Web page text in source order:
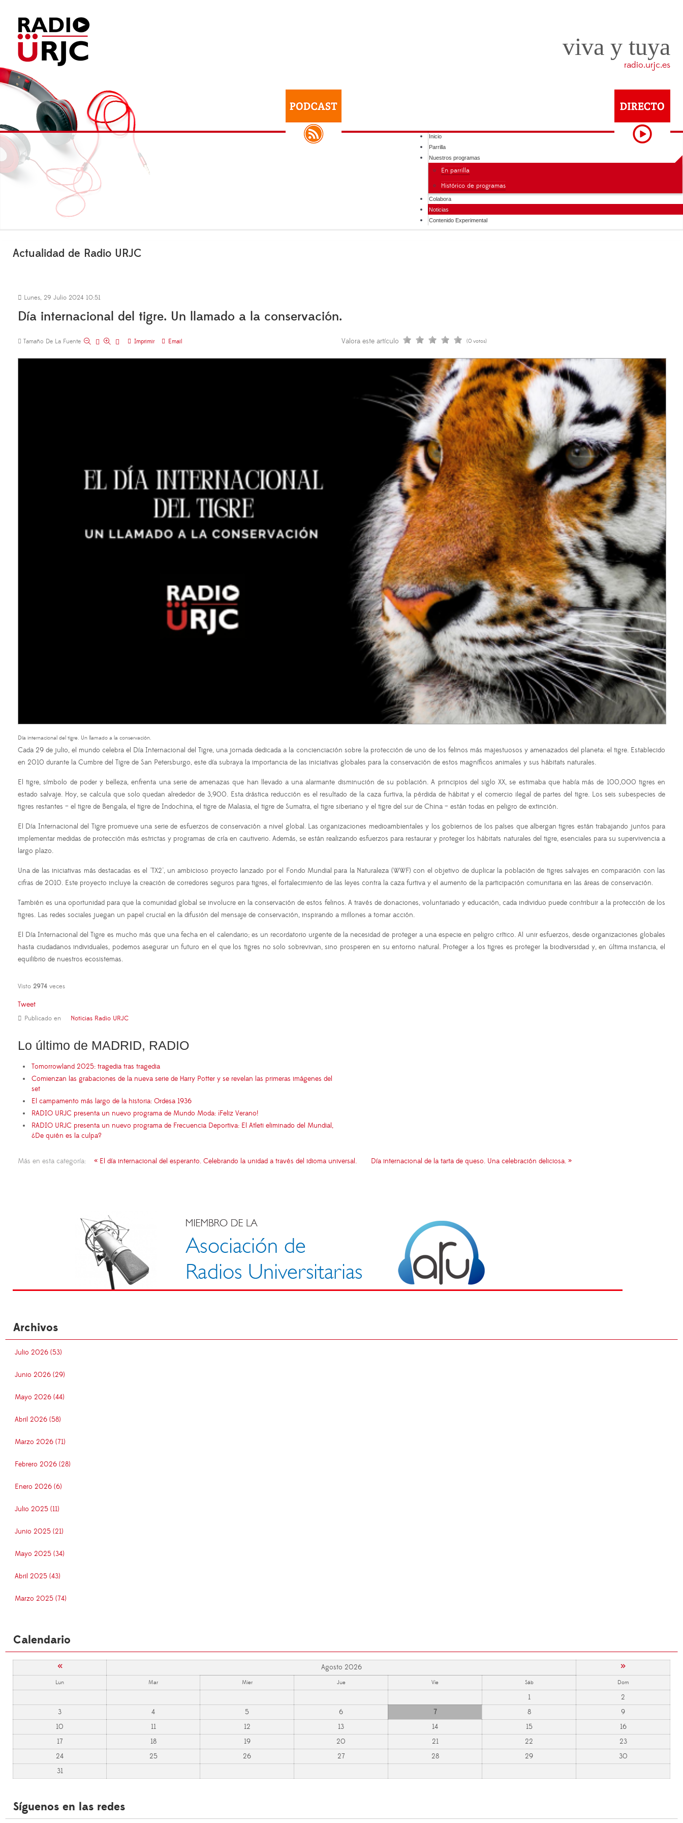
viva y tuya
radio.urjc.es
Inicio
Parrilla
Nuestros programas
En parrilla
Histórico de programas
Colabora
Noticias
Contenido Experimental
Actualidad de Radio URJC
Lunes, 29 Julio 2024 10:51
Día internacional del tigre. Un llamado a la conservación.
Tamaño De La Fuente Imprimir Email Valora este artículo (0 votos)
Día internacional del tigre. Un llamado a la conservación.
Cada 29 de julio, el mundo celebra el Día Internacional del Tigre, una jornada dedicada a la concienciación sobre la protección de uno de los felinos más majestuosos y amenazados del planeta: el tigre. Establecido
en 2010 durante la Cumbre del Tigre de San Petersburgo, este día subraya la importancia de las iniciativas globales para la conservación de estos magníficos animales y sus hábitats naturales.
El tigre, símbolo de poder y belleza, enfrenta una serie de amenazas que han llevado a una alarmante disminución de su población. A principios del siglo XX, se estimaba que había más de 100,000 tigres en
estado salvaje. Hoy, se calcula que solo quedan alrededor de 3,900. Esta drástica reducción es el resultado de la caza furtiva, la pérdida de hábitat y el comercio ilegal de partes del tigre. Los seis subespecies de
tigres restantes – el tigre de Bengala, el tigre de Indochina, el tigre de Malasia, el tigre de Sumatra, el tigre siberiano y el tigre del sur de China – están todas en peligro de extinción.
El Día Internacional del Tigre promueve una serie de esfuerzos de conservación a nivel global. Las organizaciones medioambientales y los gobiernos de los países que albergan tigres están trabajando juntos para
implementar medidas de protección más estrictas y programas de cría en cautiverio. Además, se están realizando esfuerzos para restaurar y proteger los hábitats naturales del tigre, esenciales para su supervivencia a
largo plazo.
Una de las iniciativas más destacadas es el "TX2", un ambicioso proyecto lanzado por el Fondo Mundial para la Naturaleza (WWF) con el objetivo de duplicar la población de tigres salvajes en comparación con las
cifras de 2010. Este proyecto incluye la creación de corredores seguros para tigres, el fortalecimiento de las leyes contra la caza furtiva y el aumento de la participación comunitaria en las áreas de conservación.
También es una oportunidad para que la comunidad global se involucre en la conservación de estos felinos. A través de donaciones, voluntariado y educación, cada individuo puede contribuir a la protección de los
tigres. Las redes sociales juegan un papel crucial en la difusión del mensaje de conservación, inspirando a millones a tomar acción.
El Día Internacional del Tigre es mucho más que una fecha en el calendario; es un recordatorio urgente de la necesidad de proteger a una especie en peligro crítico. Al unir esfuerzos, desde organizaciones globales
hasta ciudadanos individuales, podemos asegurar un futuro en el que los tigres no solo sobrevivan, sino prosperen en su entorno natural. Proteger a los tigres es proteger la biodiversidad y, en última instancia, el
equilibrio de nuestros ecosistemas.
Visto 2974 veces
Tweet
Publicado en Noticias Radio URJC
Lo último de MADRID, RADIO
Tomorrowland 2025: tragedia tras tragedia
Comienzan las grabaciones de la nueva serie de Harry Potter y se revelan las primeras imágenes del
set
El campamento más largo de la historia: Ordesa 1936
RADIO URJC presenta un nuevo programa de Mundo Moda: ¡Feliz Verano!
RADIO URJC presenta un nuevo programa de Frecuencia Deportiva: El Atleti eliminado del Mundial,
¿De quién es la culpa?
Más en esta categoría: « El día internacional del esperanto. Celebrando la unidad a través del idioma universal. Día internacional de la tarta de queso. Una celebración deliciosa. »
Archivos
Julio 2026 (53)
Junio 2026 (29)
Mayo 2026 (44)
Abril 2026 (58)
Marzo 2026 (71)
Febrero 2026 (28)
Enero 2026 (6)
Julio 2025 (11)
Junio 2025 (21)
Mayo 2025 (34)
Abril 2025 (43)
Marzo 2025 (74)
Calendario
« Agosto 2026 »
Lun Mar Mier Jue Vie Sáb Dom
1
2
3
4 5 6 7 8
9
10
11 12 13 14 15
16
17
18 19 20 21 22
23
24
25 26 27 28 29
30
31
Síguenos en las redes